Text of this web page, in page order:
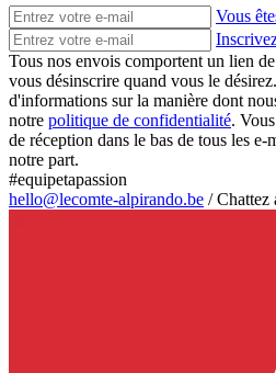
Vous
Tous nos envois comportent un lien
vous désinscrire quand vous le
d'informations sur la manière dont
notre politique de confidentialité.
de réception dans le bas de tous les
notre part.
#equipetapassion
hello@lecomte-alpirando.be /Chattez